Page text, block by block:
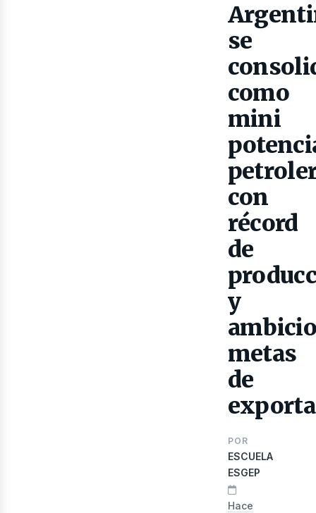
se
como
mini
con
récord
de
y
metas
de
POR
ESCUELA
ESGEP
Hace